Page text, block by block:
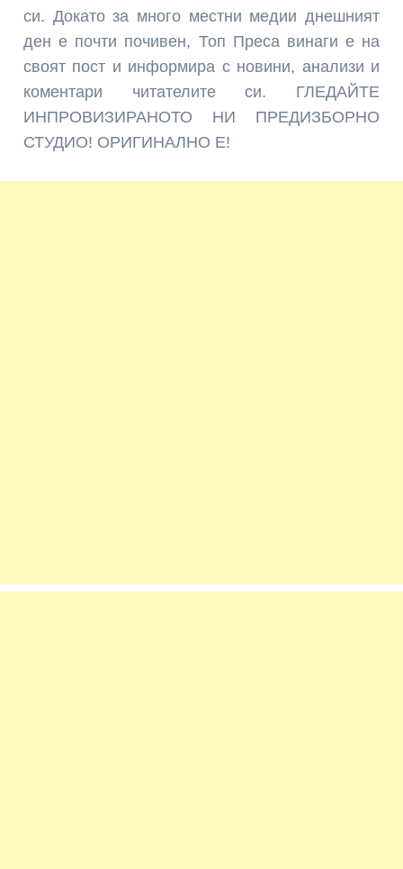
си. Докато за много местни медии днешният
ден е почти почивен, Топ Преса винаги е на
своят пост и информира с новини, анализи и
коментари читателите си. ГЛЕДАЙТЕ
ИНПРОВИЗИРАНОТО НИ ПРЕДИЗБОРНО
СТУДИО! ОРИГИНАЛНО Е!